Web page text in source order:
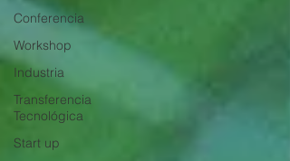
Conferencia
Workshop
Industria
Transferencia
Tecnológica
Start up